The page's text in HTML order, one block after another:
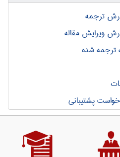
ترجمه
ویرایش مقاله
ترجمه شده
پشتیبانی